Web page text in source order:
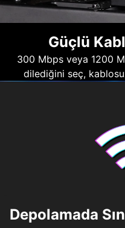
Güçlü
300 Mbps veya 1200
dilediğini seç,
Depolamada